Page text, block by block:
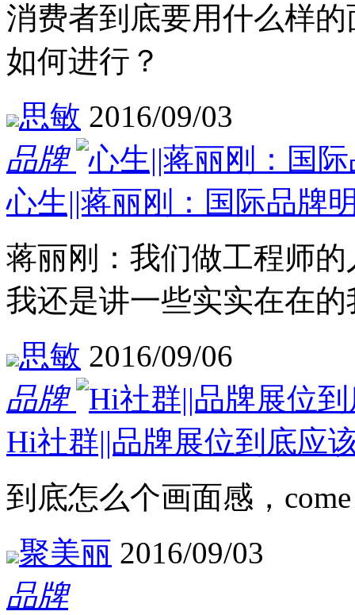
消费者到底要用什么样
如何进行？
思敏 2016/09/03
品牌
心生||蒋丽刚：国际品牌
蒋丽刚：我们做工程师
我还是讲一些实实在在
思敏 2016/09/06
品牌
Hi社群||品牌展位到底应
到底怎么个画面感，
聚美丽 2016/09/03
品牌